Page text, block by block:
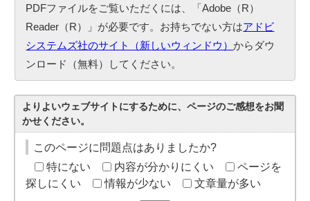
PDFファイルをご覧いただくには、「Adobe（R）
Reader（R）」が必要です。お持ちでない方はアドビ
システムズ社のサイト（新しいウィンドウ）からダウ
ンロード（無料）してください。
よりよいウェブサイトにするために、ページのご感想をお聞
かせください。
このページに問題点はありましたか?
特にない
内容が分かりにくい
ページを
探しにくい
情報が少ない 文章量が多い